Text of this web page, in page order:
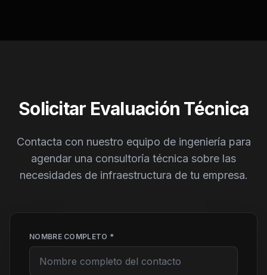
Solicitar Evaluación Técnica
Contacta con nuestro equipo de ingeniería para
agendar una consultoría técnica sobre las
necesidades de infraestructura de tu empresa.
NOMBRE COMPLETO *